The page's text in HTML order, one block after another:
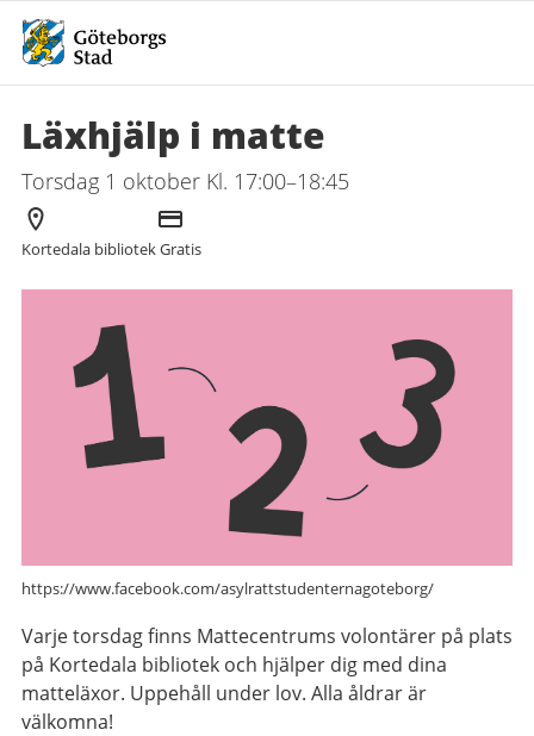
Läxhjälp i matte
Torsdag 1 oktober Kl. 17:00–18:45
Arrangör
Kortedala bibliotek
Kostnad
Gratis
https://www.facebook.com/asylrattstudenternagoteborg/
Varje torsdag finns Mattecentrums volontärer på plats
på Kortedala bibliotek och hjälper dig med dina
matteläxor. Uppehåll under lov. Alla åldrar är
välkomna!